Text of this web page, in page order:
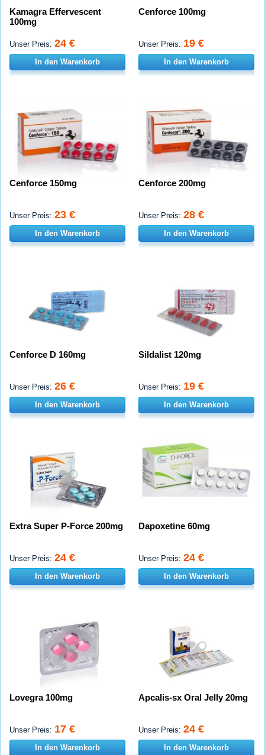
Kamagra Effervescent
100mg
Unser Preis: 24 €
In den Warenkorb
Cenforce 100mg
Unser Preis: 19 €
In den Warenkorb
Cenforce 150mg
Unser Preis: 23 €
In den Warenkorb
Cenforce 200mg
Unser Preis: 28 €
In den Warenkorb
Cenforce D 160mg
Unser Preis: 26 €
In den Warenkorb
Sildalist 120mg
Unser Preis: 19 €
In den Warenkorb
Extra Super P-Force 200mg
Unser Preis: 24 €
In den Warenkorb
Dapoxetine 60mg
Unser Preis: 24 €
In den Warenkorb
Lovegra 100mg
Unser Preis: 17 €
In den Warenkorb
Apcalis-sx Oral Jelly 20mg
Unser Preis: 24 €
In den Warenkorb